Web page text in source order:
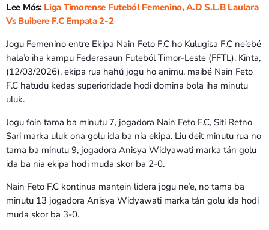
Lee Mós: Liga Timorense Futeból Femenino, A.D S.L.B Laulara
Vs Buibere F.C Empata 2-2
Jogu Femenino entre Ekipa Nain Feto F.C ho Kulugisa F.C ne’ebé
hala’o iha kampu Federasaun Futeból Timor-Leste (FFTL), Kinta,
(12/03/2026), ekipa rua hahú jogu ho animu, maibé Nain Feto
F.C hatudu kedas superioridade hodi domina bola iha minutu
uluk.
Jogu foin tama ba minutu 7, jogadora Nain Feto F.C, Siti Retno
Sari marka uluk ona golu ida ba nia ekipa. Liu deit minutu rua no
tama ba minutu 9, jogadora Anisya Widyawati marka tán golu
ida ba nia ekipa hodi muda skor ba 2-0.
Nain Feto F.C kontinua mantein lidera jogu ne’e, no tama ba
minutu 13 jogadora Anisya Widyawati marka tán golu ida hodi
muda skor ba 3-0.